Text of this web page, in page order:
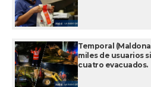
Temporal
miles de usuarios
cuatro evacuados.